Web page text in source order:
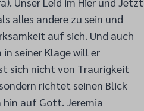
alles andere zu sein und
auf sich. Und auch
seiner Klage will er
sich nicht von Traurigkeit
richtet seinen Blick
hin auf Gott. Jeremia